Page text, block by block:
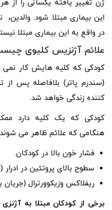
ژن تغییر یافته یکسانی را از
این بیماری مبتلا شود.
در واقع به این بیماری مبتلا
علائم آژنزیس کلیوی
کودکی که کلیه هایش کار
(سندرم پاتر) بلافاصله پس از
کننده زندگی خواهد شد.
کودکی که یک کلیه دارد
هنگامی که علائم ظاهر می شوند،
فشار خون بالا در کودکان.
سطوح بالای پروتئین در ادرار
ریفلاکس وزیکوورترال (جریان
برخی از کودکان مبتلا به